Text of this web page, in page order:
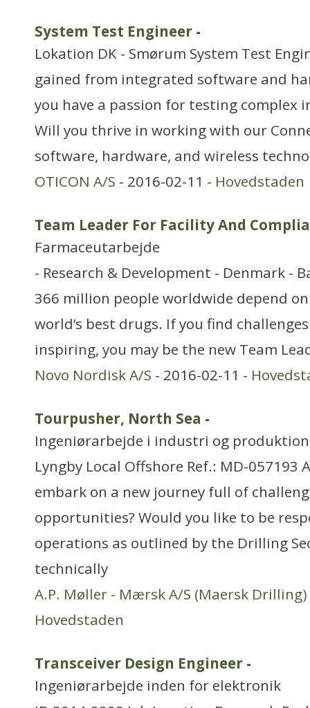
System Test Engineer -
Lokation DK - Smørum System Test
gained from integrated software and
you have a passion for testing complex
Will you thrive in working with our
software, hardware, and wireless
OTICON A/S - 2016-02-11 - Hovedstaden
Team Leader For Facility And
Farmaceutarbejde
- Research & Development - Denmark -
366 million people worldwide depend
world’s best drugs. If you find
inspiring, you may be the new Team
Novo Nordisk A/S - 2016-02-11 -
Tourpusher, North Sea -
Ingeniørarbejde i industri og produktion
Lyngby Local Offshore Ref.: MD-057193
embark on a new journey full of
opportunities? Would you like to be
operations as outlined by the Drilling
technically
A.P. Møller - Mærsk A/S (Maersk Drilling)
Hovedstaden
Transceiver Design Engineer -
Ingeniørarbejde inden for elektronik